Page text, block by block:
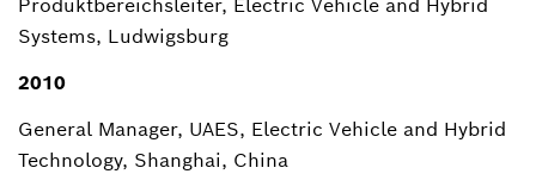
Systems, Ludwigsburg
2010
General Manager, UAES, Electric Vehicle and Hybrid
Technology, Shanghai, China